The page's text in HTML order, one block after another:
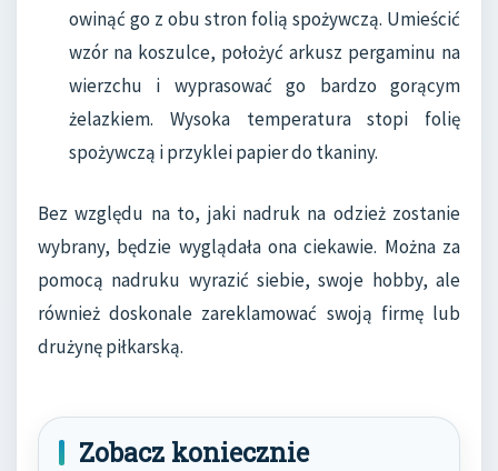
owinąć go z obu stron folią spożywczą. Umieścić
wzór na koszulce, położyć arkusz pergaminu na
wierzchu i wyprasować go bardzo gorącym
żelazkiem. Wysoka temperatura stopi folię
spożywczą i przyklei papier do tkaniny.
Bez względu na to, jaki nadruk na odzież zostanie
wybrany, będzie wyglądała ona ciekawie. Można za
pomocą nadruku wyrazić siebie, swoje hobby, ale
również doskonale zareklamować swoją firmę lub
drużynę piłkarską.
Zobacz koniecznie